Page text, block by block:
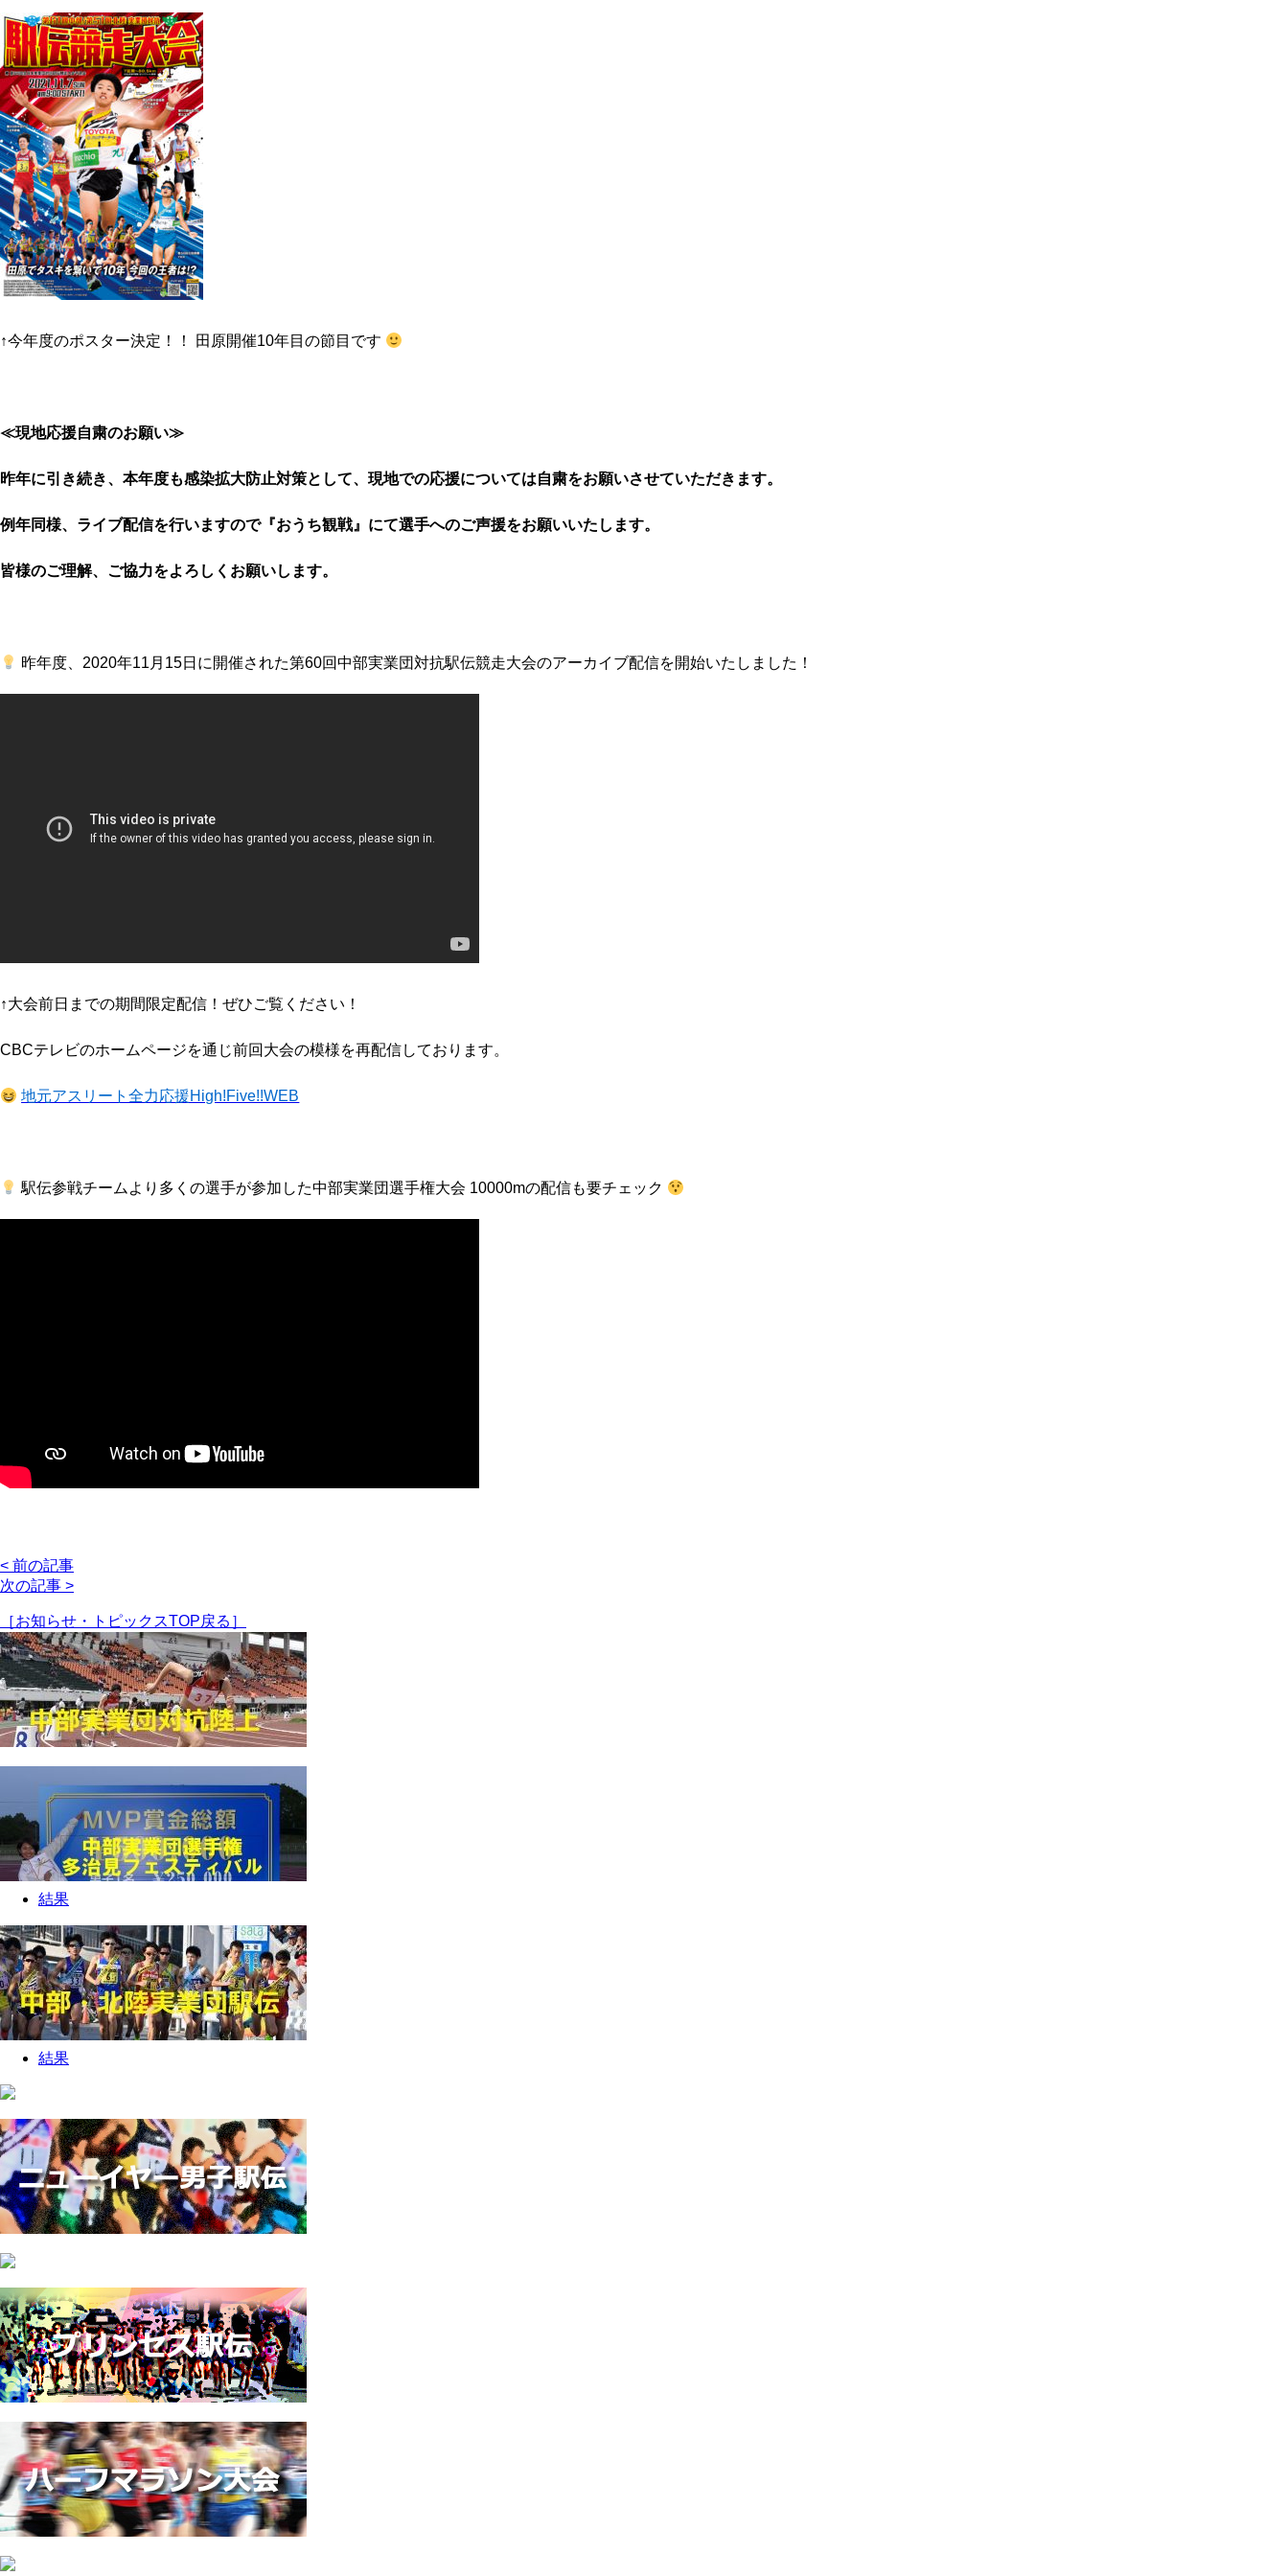
↑今年度のポスター決定！！ 田原開催10年目の節目です
≪現地応援自粛のお願い≫
昨年に引き続き、本年度も感染拡大防止対策として、現地での応援については自粛をお願いさせていただきます。
例年同様、ライブ配信を行いますので『おうち観戦』にて選手へのご声援をお願いいたします。
皆様のご理解、ご協力をよろしくお願いします。
昨年度、2020年11月15日に開催された第60回中部実業団対抗駅伝競走大会のアーカイブ配信を開始いたしました！
↑大会前日までの期間限定配信！ぜひご覧ください！
CBCテレビのホームページを通じ前回大会の模様を再配信しております。
地元アスリート全力応援High!Five!!WEB
駅伝参戦チームより多くの選手が参加した中部実業団選手権大会 10000mの配信も要チェック
< 前の記事
次の記事 >
［お知らせ・トピックスTOP戻る］
結果
結果